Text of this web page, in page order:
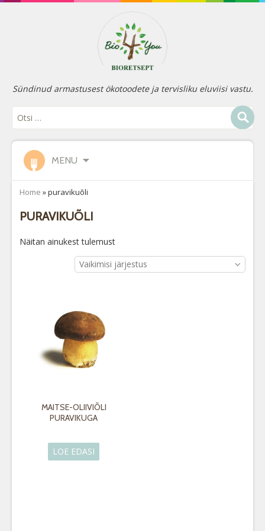
Sündinud armastusest ökotoodete ja tervisliku eluviisi vastu.
MENU
Home »puravikuõli
PURAVIKUÕLI
Näitan ainukest tulemust
Vaikimisi järjestus
MAITSE-OLIIVIÕLI
PURAVIKUGA
LOE EDASI